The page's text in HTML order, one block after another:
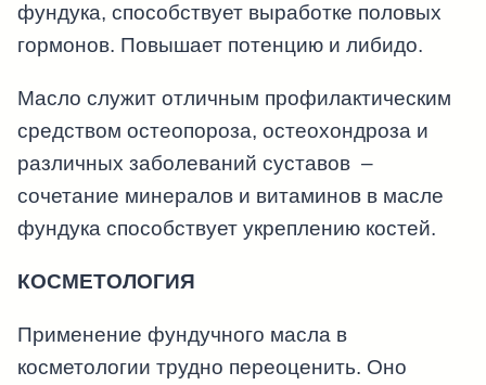
фундука, способствует выработке половых
гормонов. Повышает потенцию и либидо.
Масло служит отличным профилактическим
средством остеопороза, остеохондроза и
различных заболеваний суставов –
сочетание минералов и витаминов в масле
фундука способствует укреплению костей.
КОСМЕТОЛОГИЯ
Применение фундучного масла в
косметологии трудно переоценить. Оно